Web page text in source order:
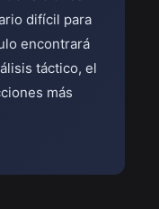
difícil para
encontrará
táctico, el
más